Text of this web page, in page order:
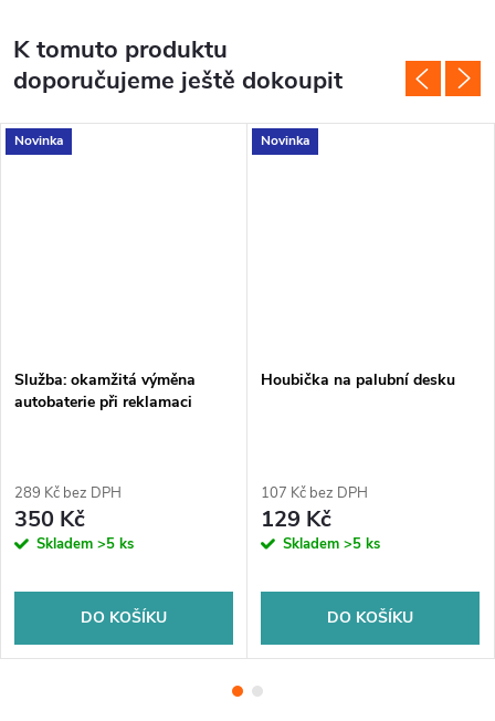
K tomuto produktu
doporučujeme ještě dokoupit
Novinka
Služba: okamžitá výměna
autobaterie při reklamaci
289 Kč bez DPH
350 Kč
Skladem >5 ks
DO KOŠÍKU
Novinka
Houbička na palubní desku
107 Kč bez DPH
129 Kč
Skladem >5 ks
DO KOŠÍKU